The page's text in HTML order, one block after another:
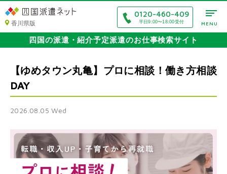
四国の派遣・紹介予定派遣のお仕事検索サイト
香川県版
0120-460-409
平日9:00〜18:00受付 MENU
【ゆめタウン丸亀】プロに相談！働き方相談
DAY
2026.08.05 Wed